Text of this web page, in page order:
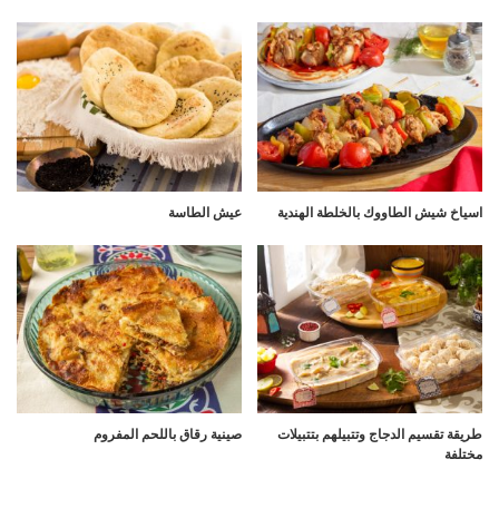
اسياخ شيش الطاووك بالخلطة الهندية عيش الطاسة
طريقة تقسيم الدجاج وتتبيلهم بتتبيلات
مختلفة
صينية رقاق باللحم المفروم